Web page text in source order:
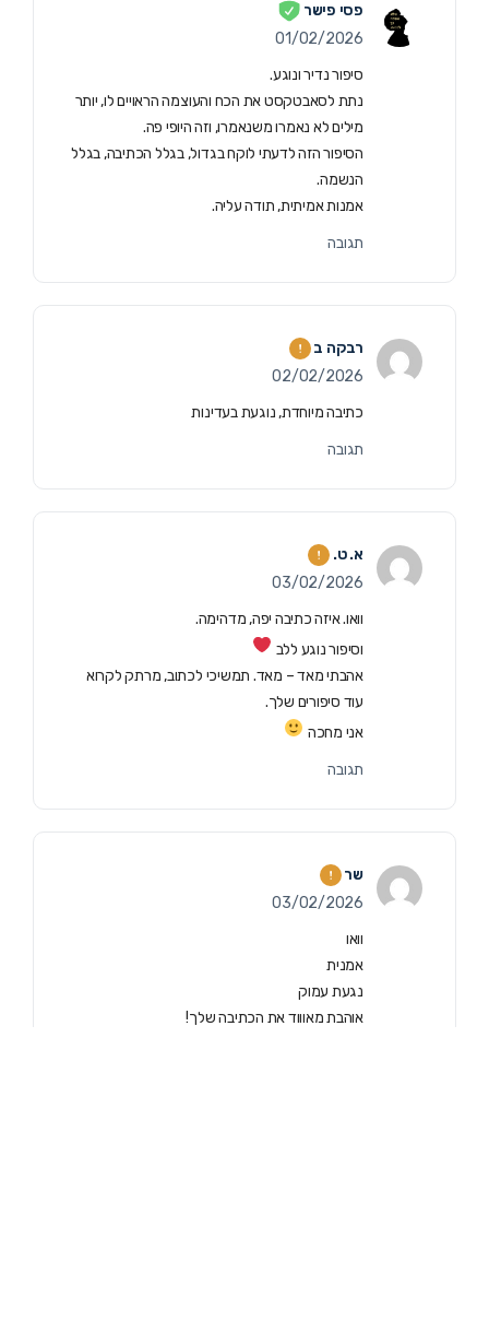
פסי פישר
01/02/2026
סיפור נדיר ונוגע.
נתת לסאבטקסט את הכח והעוצמה הראויים לו, יותר
מילים לא נאמרו משנאמרו, וזה היופי פה.
הסיפור הזה לדעתי לוקח בגדול, בגלל הכתיבה, בגלל
הנשמה.
אמנות אמיתית, תודה עליה.
תגובה
רבקה ב
02/02/2026
כתיבה מיוחדת, נוגעת בעדינות
תגובה
א. ט.
03/02/2026
וואו. איזה כתיבה יפה, מדהימה.
וסיפור נוגע ללב
אהבתי מאד – מאד. תמשיכי לכתוב, מרתק לקרוא
עוד סיפורים שלך.
אני מחכה
תגובה
שר
03/02/2026
וואו
אמנית
נגעת עמוק
אוהבת מאוווד את הכתיבה שלך!